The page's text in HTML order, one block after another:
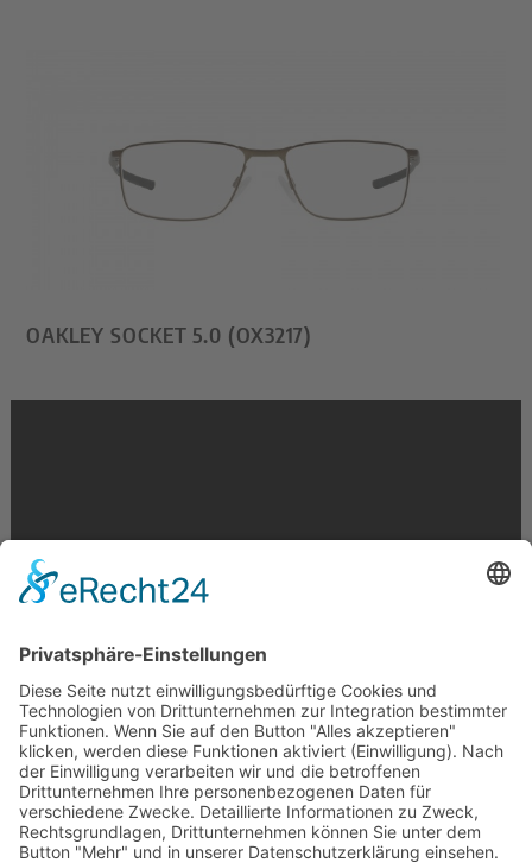
OAKLEY SOCKET 5.0 (OX3217)
Krahnstr. 17/18 | 49074 Osnabrück
Telefon: 0541 29746 | E-Mail:info@optikmeyer.de